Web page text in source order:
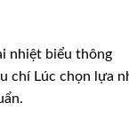
nhiệt biểu thông
chí Lúc chọn lựa